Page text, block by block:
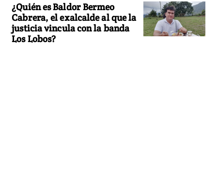
¿Quién es Baldor Bermeo
Cabrera, el exalcalde al que la
justicia vincula con la banda
Los Lobos?